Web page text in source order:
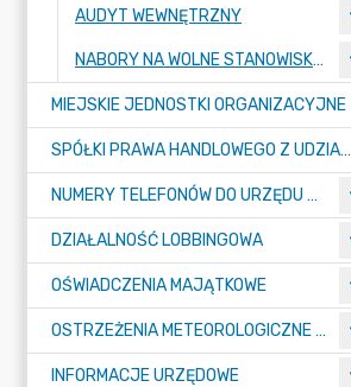
AUDYT WEWNĘTRZNY
NABORY NA WOLNE STANOWISKA PRACY
MIEJSKIE JEDNOSTKI ORGANIZACYJNE
SPÓŁKI PRAWA HANDLOWEGO Z UDZIAŁEM GMINY
NUMERY TELEFONÓW DO URZĘDU MIASTA, MIEJSKICH JEDNOSTEK ORGANIZACYJNYCH ORAZ SPÓŁEK PRAWA HANDLOWEGO Z UDZIAŁEM GMINY
DZIAŁALNOŚĆ LOBBINGOWA
OŚWIADCZENIA MAJĄTKOWE
OSTRZEŻENIA METEOROLOGICZNE O ZŁYM STANIE POWIETRZA I INNE
INFORMACJE URZĘDOWE